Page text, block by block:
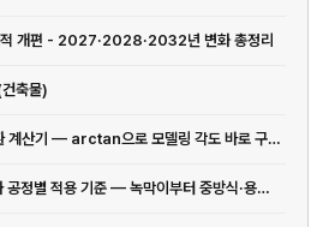
적 개편 - 2027·2028·2032년 변화 총정리
축물)
[설계] 물매·경사도 각도 변환 계산기 — arctan으로 모델링 각도 바로 구하기
[재료] 철골 강재 도장 종류와 공정별 적용 기준 — 녹막이부터 중방식·용융아연도금까지